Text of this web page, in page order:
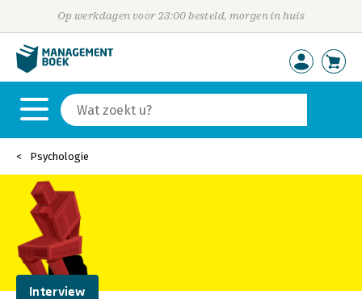
Op werkdagen voor 23:00 besteld, morgen in huis
Psychologie
Interview